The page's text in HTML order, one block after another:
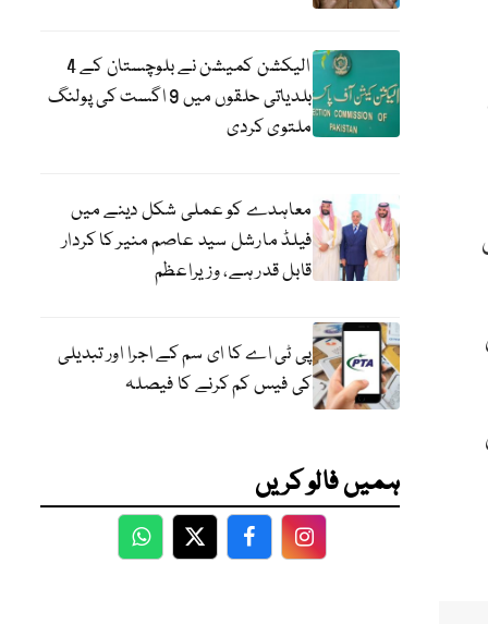
الیکشن کمیشن نے بلوچستان کے 4
بلدیاتی حلقوں میں 9 اگست کی پولنگ
ملتوی کردی
معاہدے کو عملی شکل دینے میں
فیلڈ مارشل سید عاصم منیر کا کردار
قابل قدر ہے، وزیراعظم
پی ٹی اے کا ای سم کے اجرا اور تبدیلی
کی فیس کم کرنے کا فیصلہ
ہمیں فالو کریں
WhatsApp
TwitterFacebookFacebook